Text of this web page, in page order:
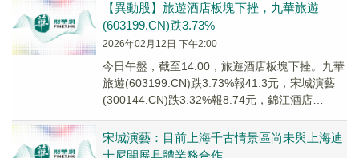
【異動股】旅遊酒店板塊下挫，九華旅遊
(603199.CN)跌3.73%
2026年02月12日 下午2:00
今日午盤，截至14:00，旅遊酒店板塊下挫。九華
旅遊(603199.CN)跌3.73%報41.3元，宋城演藝
(300144.CN)跌3.32%報8.74元，錦江酒店
宋城演藝：目前上海千古情景區尚未與上海迪
士尼開展具體業務合作